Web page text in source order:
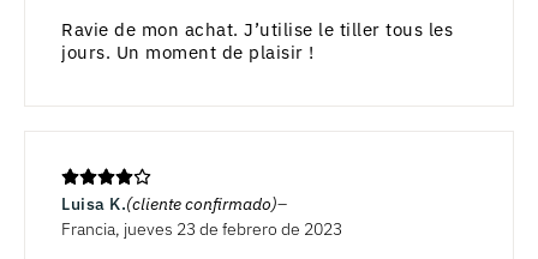
Ravie de mon achat. J’utilise le tiller tous les
jours. Un moment de plaisir !
Luisa K.(cliente confirmado)
Francia, jueves 23 de febrero de 2023